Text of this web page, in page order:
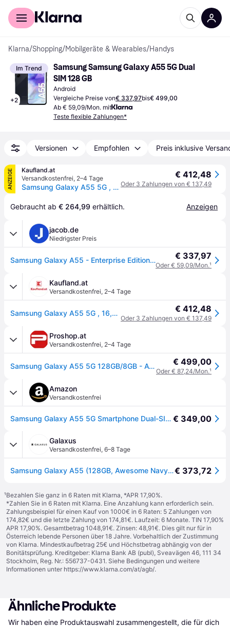
Für Shopper
Klarna/Shopping/Mobilgeräte & Wearables/Handys
Im Trend
+2
Samsung Samsung Galaxy A55 5G Dual
SIM 128 GB
Android
Vergleiche Preise von€ 337,97bis€ 499,00
Ab € 59,09/Mon. mit
Teste flexible Zahlungen*
Versionen Empfohlen Preis inklusive
ANZEIGE
Kaufland.at
Versandkostenfrei, 2–4 Tage
Samsung Galaxy A55 5G , 16,8 cm (6.6"), 1080 x 2340 Pixel, 8 GB, 128 GB, 50 MP, Navy
€ 412,48
Oder 3 Zahlungen von € 137,49
Gebraucht ab € 264,99 erhältlich. Anzeigen
jacob.de
Niedrigster Preis
Samsung Galaxy A55 - Enterprise Edition - 5G Smartphone - Dual-SIM - RAM 8GB / Interner Speicher 128GB - microSD slot - OLED-Display - 6,6 - 2340 x 1080 Pixel (120 Hz) - Triple-Kamera 50 MP, 12 MP, 5 MP - front camera 32 MP - Awesome Navy (SM-A556BZKAEEE) € 337,97
Oder € 59,09/Mon.¹
Kaufland.at
Versandkostenfrei, 2–4 Tage
Samsung Galaxy A55 5G , 16,8 cm (6.6"), 1080 x 2340 Pixel, 8 GB, 128 GB, 50 MP, Navy € 412,48
Oder 3 Zahlungen von € 137,49
Proshop.at
Versandkostenfrei, 2–4 Tage
Samsung Galaxy A55 5G 128GB/8GB - Awesome Navy € 499,00
Oder € 87,24/Mon.¹
Amazon
Versandkostenfrei
Samsung Galaxy A55 5G Smartphone Dual-SIM RAM 8 GB / Interner Speicher 128 microSD slot OLED-Display ...[Italienische, ungarische, polnische, rumänische, österreichische und schweizerische Versionen] € 349,00
Galaxus
Versandkostenfrei, 6–8 Tage
Samsung Galaxy A55 (128GB, Awesome Navy, 6.60", SIM + eSIM, 5G), Smartphone, Schwarz€ 373,72
¹Bezahlen Sie ganz in 6 Raten mit Klarna, *APR 17,90%.
*Zahlen Sie in 6 Raten mit Klarna. Eine Anzahlung kann erforderlich sein.
Zahlungsbeispiel für einen Kauf von 1000€ in 6 Raten: 5 Zahlungen von
174,82€ und die letzte Zahlung von 174,81€. Laufzeit: 6 Monate. TIN 17,90%
APR 17,90%. Gesamtbetrag 1048,91€. Zinsen: 48,91€. Dies gilt nur für in
Österreich lebende Personen über 18 Jahre. Vorbehaltlich der Zustimmung
von Klarna. Mindestkaufbetrag 25€ und Höchstbetrag abhängig von der
Bonitätsprüfung. Kreditgeber: Klarna Bank AB (publ), Sveavägen 46, 111 34
Stockholm, Reg. Nr.: 556737-0431. Siehe Bedingungen und weitere
Informationen unter https://www.klarna.com/at/agb/.
Ähnliche Produkte
Wir haben eine Produktauswahl zusammengestellt, die für dich